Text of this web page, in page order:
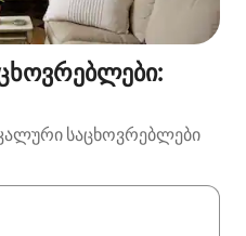
საცხოვრებლები
გახდება, ნავიგაციისთვის